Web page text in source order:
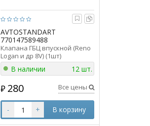
AVTOSTANDART
770147589488
Клапана ГБЦ впускной (Reno
Logan и др 8V) (1шт)
AVTOSTANDART 770147589488
ан 7701475894
В наличии 12 шт.
₽ 280 Все цены
- + В корзину